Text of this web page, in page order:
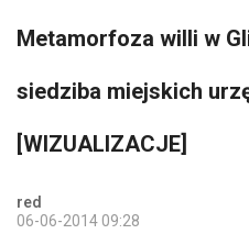
Metamorfoza willi w
siedziba miejskich
[WIZUALIZACJE]
red
06-06-2014 09:28